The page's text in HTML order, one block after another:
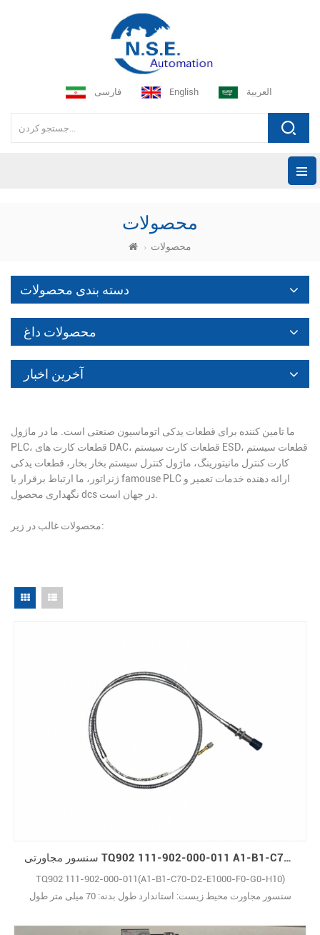
فارسی English العربية
محصولات
محصولات
دسته بندی محصولات
محصولات داغ
آخرین اخبار
ما تامین کننده برای قطعات یدکی اتوماسیون صنعتی است. ما در ماژول
PLC، قطعات کارت های DAC، قطعات کارت سیستم ESD، قطعات سیستم
کارت کنترل مانیتورینگ، ماژول کنترل سیستم بخار بخار، قطعات یدکی
ژنراتور، ما ارتباط برقرار با famouse PLC ارائه دهنده خدمات تعمیر و
محصولات غالب در زیر:
سنسور مجاورتی TQ902 111-902-000-011 A1-B1-C70-D2-E1000-F0-G0-H10
TQ902 111-902-000-011(A1-B1-C70-D2-E1000-F0-G0-H10)
سنسور مجاورت محیط زیست: استاندارد طول بدنه: 70 میلی متر طول